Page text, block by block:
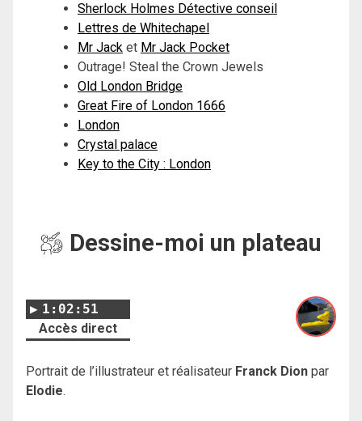
Sherlock Holmes Détective conseil
Lettres de Whitechapel
Mr Jack et Mr Jack Pocket
Outrage! Steal the Crown Jewels
Old London Bridge
Great Fire of London 1666
London
Crystal palace
Key to the City : London
Dessine-moi un plateau
1:02:51
Accès direct
Portrait de l’illustrateur et réalisateur Franck Dion par
Elodie.